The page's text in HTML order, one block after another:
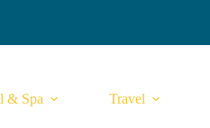
& Spa Travel